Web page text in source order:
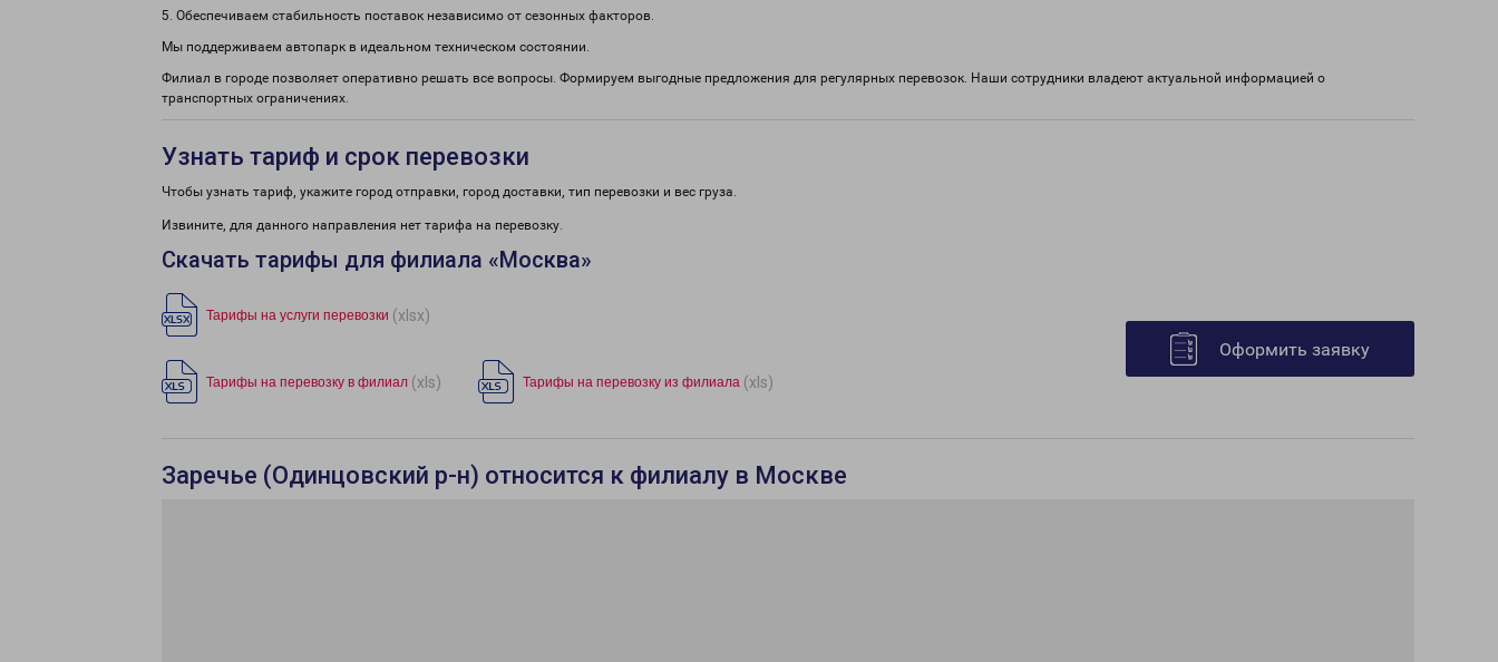
5. Обеспечиваем стабильность поставок независимо от сезонных факторов.
Мы поддерживаем автопарк в идеальном техническом состоянии.
Филиал в городе позволяет оперативно решать все вопросы. Формируем выгодные предложения для регулярных перевозок. Наши сотрудники владеют актуальной информацией о
транспортных ограничениях.
Узнать тариф и срок перевозки
Чтобы узнать тариф, укажите город отправки, город доставки, тип перевозки и вес груза.
Извините, для данного направления нет тарифа на перевозку.
Скачать тарифы для филиала «Москва»
Тарифы на услуги перевозки (xlsx)
Тарифы на перевозку в филиал (xls) Тарифы на перевозку из филиала (xls)
Оформить заявку
Заречье (Одинцовский р-н) относится к филиалу в Москве